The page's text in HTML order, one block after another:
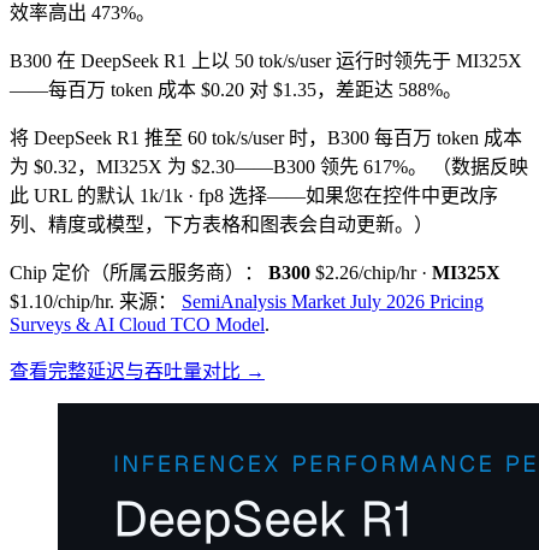
效率高出 473%。
B300 在 DeepSeek R1 上以 50 tok/s/user 运行时领先于 MI325X
——每百万 token 成本 $0.20 对 $1.35，差距达 588%。
将 DeepSeek R1 推至 60 tok/s/user 时，B300 每百万 token 成本
为 $0.32，MI325X 为 $2.30——B300 领先 617%。
（数据反映
此 URL 的默认 1k/1k · fp8 选择——如果您在控件中更改序
列、精度或模型，下方表格和图表会自动更新。）
Chip 定价（所属云服务商）： B300 $2.26/chip/hr· MI325X
$1.10/chip/hr. 来源：
SemiAnalysis Market July 2026 Pricing
Surveys & AI Cloud TCO Model.
查看完整延迟与吞吐量对比 →